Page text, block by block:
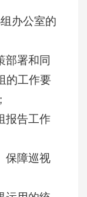
办公室的
部署和同
的工作要
报告工作
保障巡视